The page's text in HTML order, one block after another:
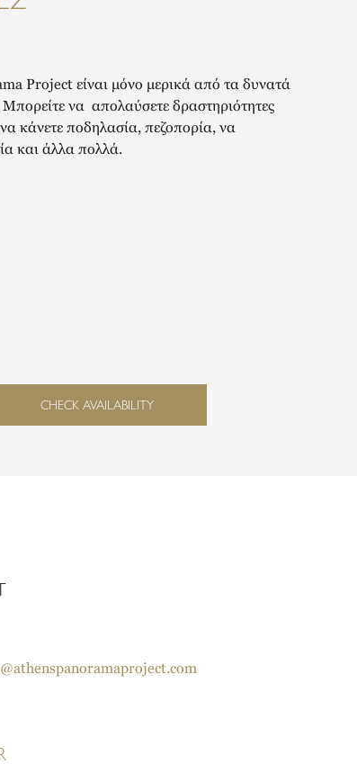
Project είναι μόνο μερικά από τα δυνατά
να απολαύσετε δραστηριότητες
κάνετε ποδηλασία, πεζοπορία, να
και άλλα πολλά.
CHECK AVAILABILITY